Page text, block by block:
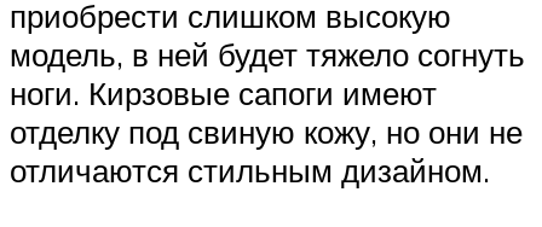
приобрести слишком высокую
модель, в ней будет тяжело согнуть
ноги. Кирзовые сапоги имеют
отделку под свиную кожу, но они не
отличаются стильным дизайном.